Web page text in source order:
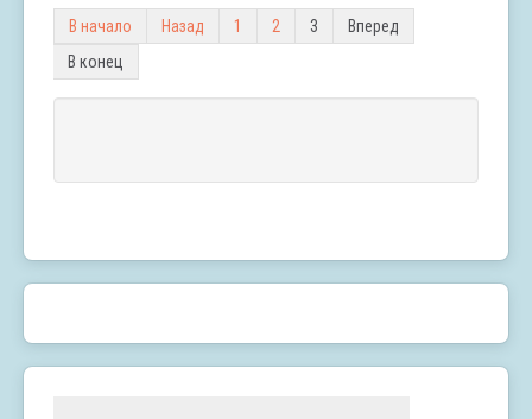
В начало Назад 1 2 3
Вперед
В конец